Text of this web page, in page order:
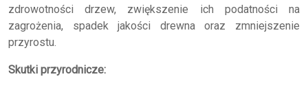
zdrowotności drzew, zwiększenie ich podatności na
zagrożenia, spadek jakości drewna oraz zmniejszenie
przyrostu.
Skutki przyrodnicze: